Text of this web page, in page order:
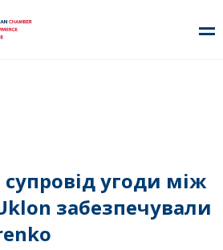
угоди між
забезпечували